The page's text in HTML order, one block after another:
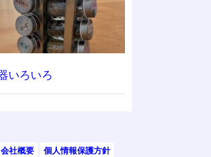
いろいろ
会社概要 個人情報保護方針